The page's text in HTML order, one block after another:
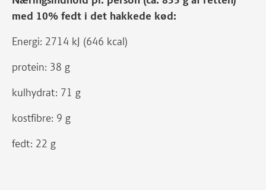
med 10% fedt i det hakkede kød:
Energi: 2714 kJ (646 kcal)
protein: 38 g
kulhydrat: 71 g
kostfibre: 9 g
fedt: 22 g